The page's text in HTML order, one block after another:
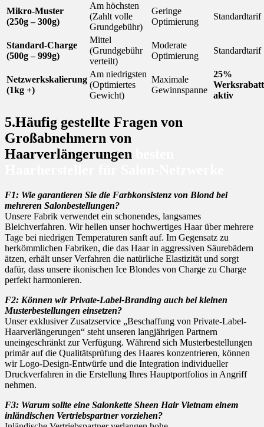
Mikro-Muster
(250g – 300g)
Am höchsten
(Zahlt volle
Grundgebühr)
Geringe
Optimierung
Standardtarif
Standard-Charge
(500g – 999g)
Mittel
(Grundgebühr
verteilt)
Moderate
Optimierung
Standardtarif
Netzwerkskalierung
(1kg +)
Am niedrigsten
(Optimiertes
Gewicht)
Maximale
Gewinnspanne
25%
Werksrabatt
aktiv
5.Häufig gestellte Fragen von
Großabnehmern von
Haarverlängerungen
F1: Wie garantieren Sie die Farbkonsistenz von Blond bei
mehreren Salonbestellungen?
Unsere Fabrik verwendet ein schonendes, langsames
Bleichverfahren. Wir hellen unser hochwertiges Haar über mehrere
Tage bei niedrigen Temperaturen sanft auf. Im Gegensatz zu
herkömmlichen Fabriken, die das Haar in aggressiven Säurebädern
ätzen, erhält unser Verfahren die natürliche Elastizität und sorgt
dafür, dass unsere ikonischen Ice Blondes von Charge zu Charge
perfekt harmonieren.
F2: Können wir Private-Label-Branding auch bei kleinen
Musterbestellungen einsetzen?
Unser exklusiver Zusatzservice „Beschaffung von Private-Label-
Haarverlängerungen“ steht unseren langjährigen Partnern
uneingeschränkt zur Verfügung. Während sich Musterbestellungen
primär auf die Qualitätsprüfung des Haares konzentrieren, können
wir Logo-Design-Entwürfe und die Integration individueller
Druckverfahren in die Erstellung Ihres Hauptportfolios in Angriff
nehmen.
F3: Warum sollte eine Salonkette Sheen Hair Vietnam einem
inländischen Vertriebspartner vorziehen?